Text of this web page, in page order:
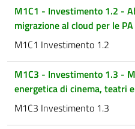
M1C1 - Investimento 1.2 -
migrazione al cloud per le
M1C1 Investimento 1.2
M1C3 - Investimento 1.3 -
energetica di cinema, teatri
M1C3 Investimento 1.3